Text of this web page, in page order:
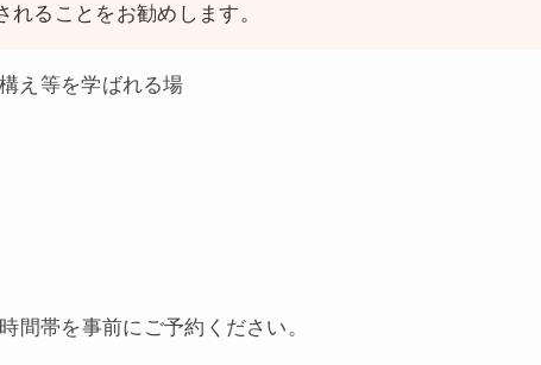
ることをお勧めします。
え等を学ばれる場
間帯を事前にご予約ください。